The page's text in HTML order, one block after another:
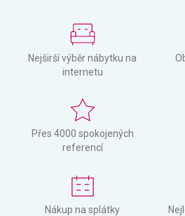
Nejširší výběr nábytku na
internetu
Přes 4000 spokojených
referencí
Nákup na splátky